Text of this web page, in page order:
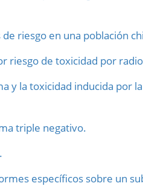
riesgo en una población
riesgo de toxicidad por
y la toxicidad inducida por
triple negativo.
específicos sobre un